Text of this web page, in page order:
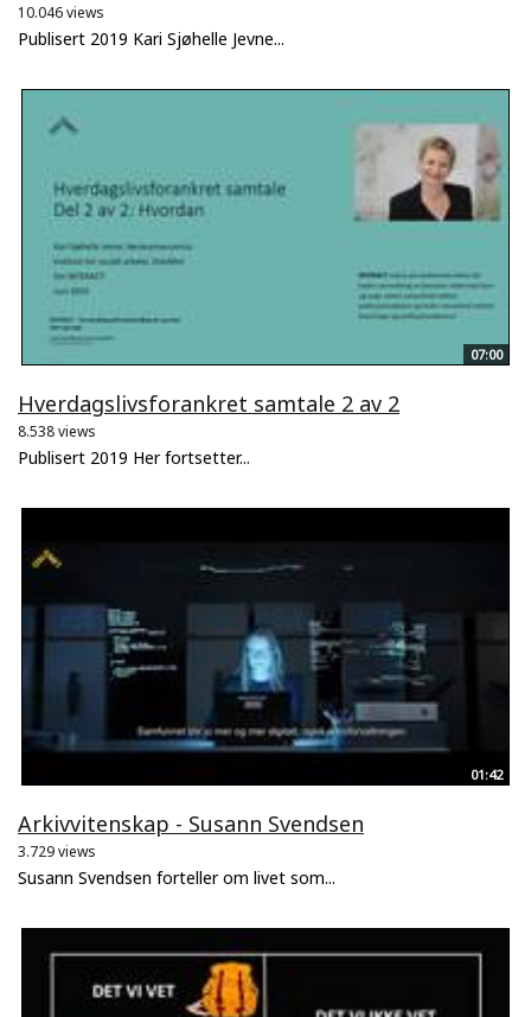
10.046 views
Publisert 2019 Kari Sjøhelle Jevne...
07:00
Hverdagslivsforankret samtale 2 av 2
8.538 views
Publisert 2019 Her fortsetter...
01:42
Arkivvitenskap - Susann Svendsen
3.729 views
Susann Svendsen forteller om livet som...